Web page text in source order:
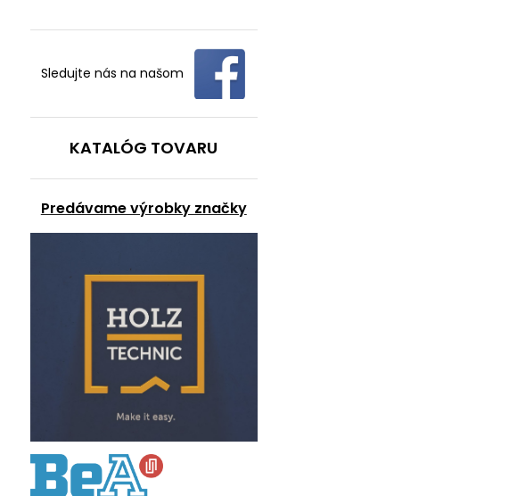
Sledujte nás na našom
KATALÓG TOVARU
Predávame výrobky značky